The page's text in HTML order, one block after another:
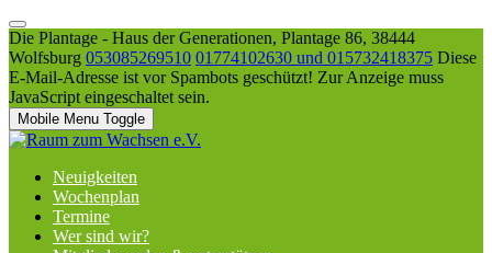
Die Plantage - Haus der Generationen, Plantage 86, 38444
Wolfsburg 053085269510 01774102630 und 015732418375 Diese
E-Mail-Adresse ist vor Spambots geschützt! Zur Anzeige muss
JavaScript eingeschaltet sein.
Mobile Menu Toggle
Neuigkeiten
Wochenplan
Termine
Wer sind wir?